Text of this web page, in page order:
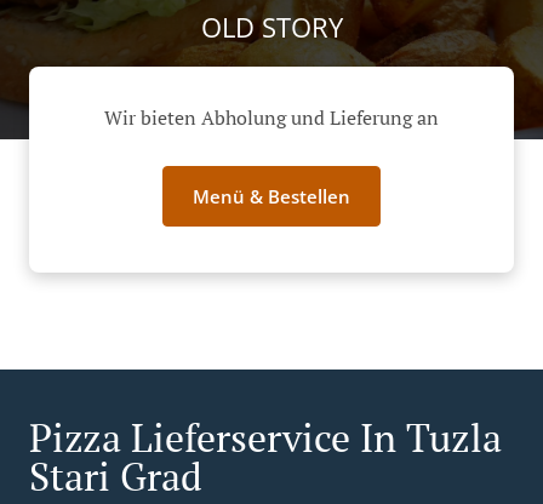
OLD STORY
Wir bieten Abholung und Lieferung an
Menü & Bestellen
Pizza Lieferservice In Tuzla
Stari Grad